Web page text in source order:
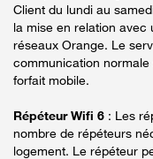
Client du lundi au
la mise en relation avec
réseaux Orange. Le
communication normale
forfait mobile.
Répéteur Wifi 6 : Les
nombre de répéteurs
logement. Le répéteur